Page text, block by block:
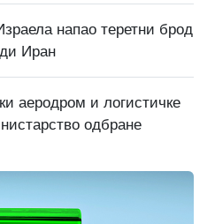
напао теретни брод
Иран
аеродром и логистичке
одбране